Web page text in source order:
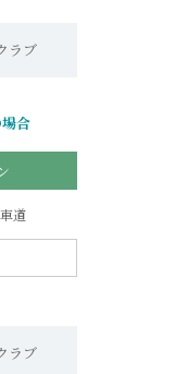
ラブ
合
道
ラブ